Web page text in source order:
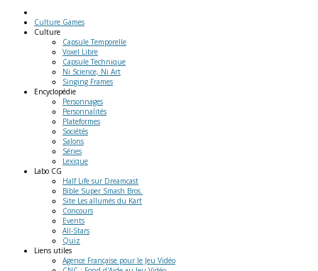
Culture Games
Culture
Capsule Temporelle
Voxel Libre
Capsule Technique
Ni Science, Ni Art
Singing Frames
Encyclopédie
Personnages
Personnalités
Plateformes
Sociétés
Salons
Séries
Lexique
Labo CG
Half Life sur Dreamcast
Bible Super Smash Bros.
Site Les allumés du Kart
Concours
Events
All-Stars
Quiz
Liens utiles
Agence Française pour le Jeu Vidéo